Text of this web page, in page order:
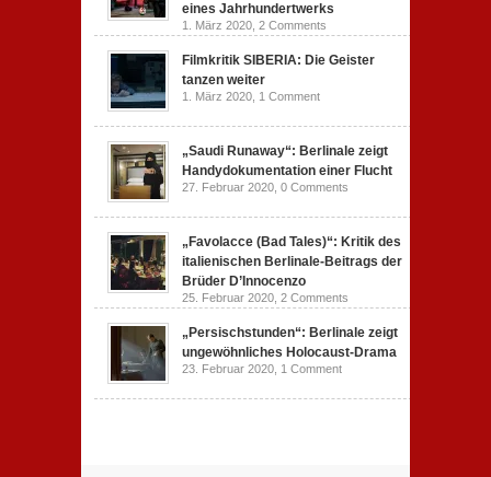
eines Jahrhundertwerks
1. März 2020, 2 Comments
Filmkritik SIBERIA: Die Geister
tanzen weiter
1. März 2020, 1 Comment
„Saudi Runaway“: Berlinale zeigt
Handydokumentation einer Flucht
27. Februar 2020, 0 Comments
„Favolacce (Bad Tales)“: Kritik des
italienischen Berlinale-Beitrags der
Brüder D’Innocenzo
25. Februar 2020, 2 Comments
„Persischstunden“: Berlinale zeigt
ungewöhnliches Holocaust-Drama
23. Februar 2020, 1 Comment